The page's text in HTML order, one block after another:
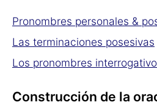
Pronombres personales &
Las terminaciones posesivas
Los pronombres
Construcción de la